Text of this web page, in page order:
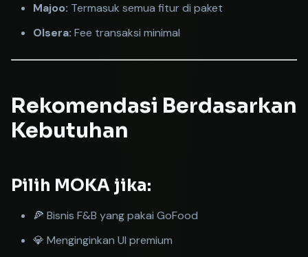
Majoo: Termasuk semua fitur di paket
Olsera: Fee transaksi minimal
Rekomendasi Berdasarkan
Kebutuhan
Pilih MOKA jika:
🍕 Bisnis F&B yang pakai GoFood
💎 Menginginkan UI premium